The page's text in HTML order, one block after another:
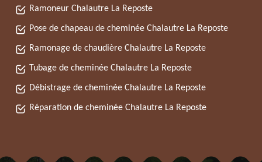
Ramoneur Chalautre La Reposte
Pose de chapeau de cheminée Chalautre La Reposte
Ramonage de chaudière Chalautre La Reposte
Tubage de cheminée Chalautre La Reposte
Débistrage de cheminée Chalautre La Reposte
Réparation de cheminée Chalautre La Reposte